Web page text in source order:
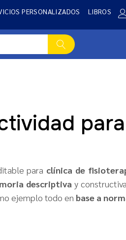
PERSONALIZADOS LIBROS
para clínica de
descriptiva y
ejemplo todo en base a